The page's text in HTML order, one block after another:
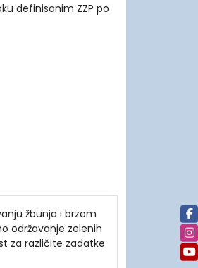
definisanim ZZP po
žbunja i brzom
održavanje zelenih
za različite zadatke